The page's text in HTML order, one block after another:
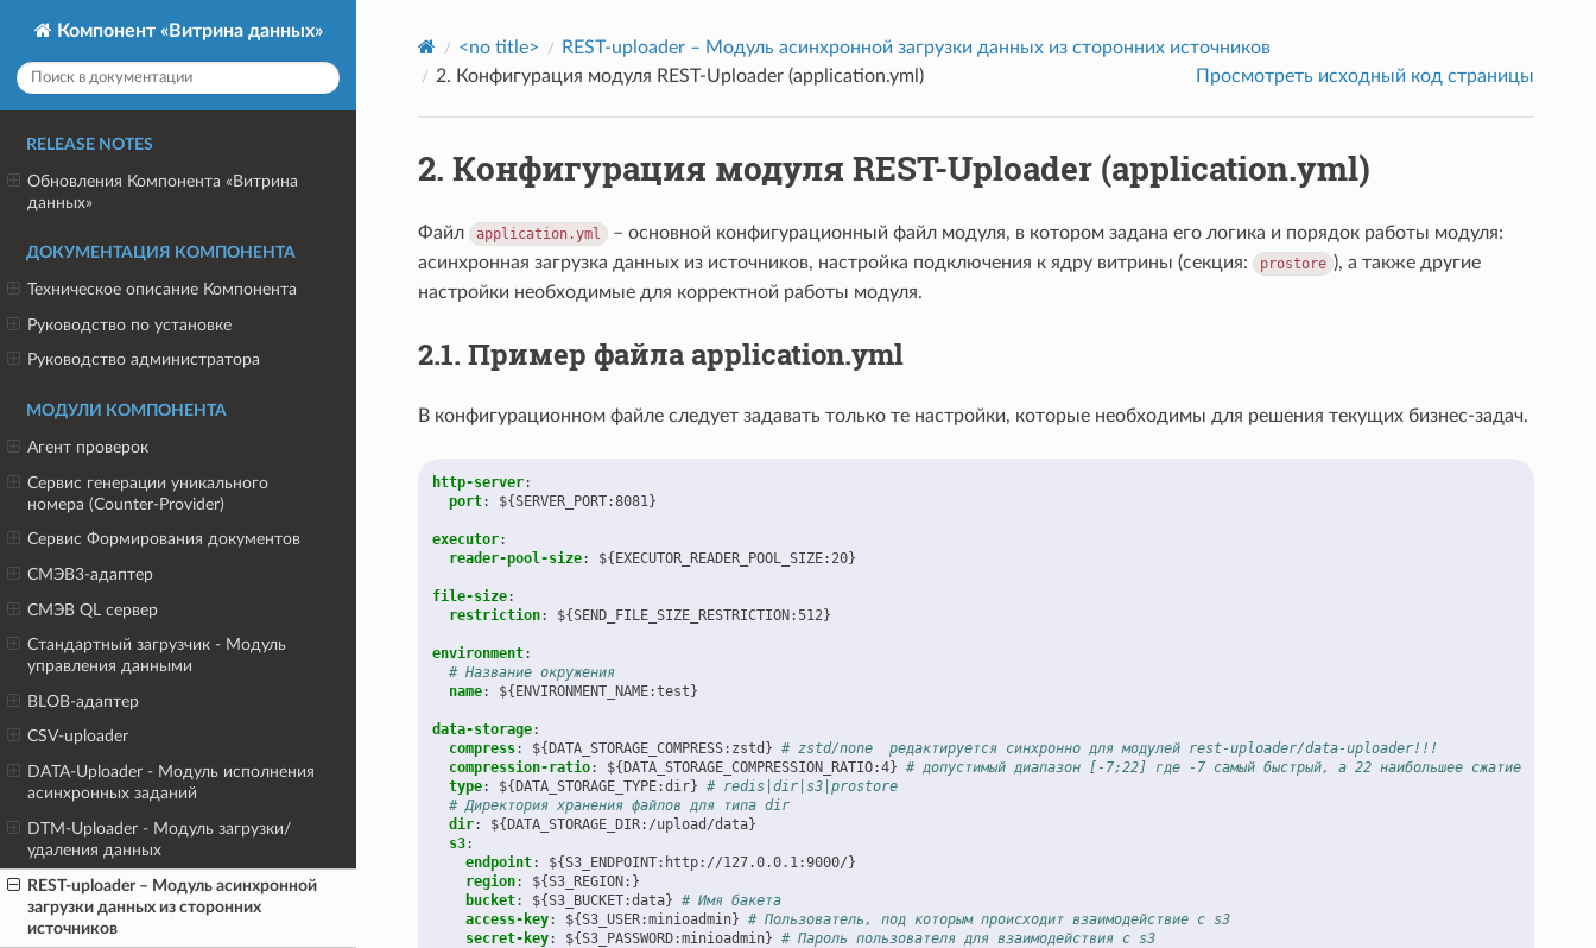
Компонент «Витрина данных»
RELEASE NOTES
Обновления Компонента «Витрина
данных»
ДОКУМЕНТАЦИЯ КОМПОНЕНТА
Техническое описание Компонента
Руководство по установке
Руководство администратора
МОДУЛИ КОМПОНЕНТА
Агент проверок
Сервис генерации уникального
номера (Counter-Provider)
Сервис Формирования документов
СМЭВ3-адаптер
СМЭВ QL сервер
Стандартный загрузчик - Модуль
управления данными
BLOB-адаптер
CSV-uploader
DATA-Uploader - Модуль исполнения
асинхронных заданий
DTM-Uploader - Модуль загрузки/
удаления данных
REST-uploader – Модуль асинхронной
загрузки данных из сторонних
источников
<no title>
REST-uploader – Модуль асинхронной загрузки данных из сторонних источников
2. Конфигурация модуля REST-Uploader (application.yml) Просмотреть исходный код страницы
2. Конфигурация модуля REST-Uploader (application.yml)
Файл application.yml – основной конфигурационный файл модуля, в котором задана его логика и порядок работы модуля:
асинхронная загрузка данных из источников, настройка подключения к ядру витрины (секция:
prostore ), а также другие
настройки необходимые для корректной работы модуля.
2.1. Пример файла application.yml
В конфигурационном файле следует задавать только те настройки, которые необходимы для решения текущих бизнес-задач.
http-server:
port: ${SERVER_PORT:8081}
executor:
reader-pool-size: ${EXECUTOR_READER_POOL_SIZE:20}
file-size:
restriction: ${SEND_FILE_SIZE_RESTRICTION:512}
environment:
# Название окружения
name: ${ENVIRONMENT_NAME:test}
data-storage:
compress: ${DATA_STORAGE_COMPRESS:zstd} # zstd/none  редактируется синхронно для модулей rest-uploader/data-uploader!!!
compression-ratio: ${DATA_STORAGE_COMPRESSION_RATIO:4} # допустимый диапазон [-7;22] где -7 самый быстрый, а 22 наибольшее сжатие
type: ${DATA_STORAGE_TYPE:dir} # redis|dir|s3|prostore
# Директория хранения файлов для типа dir
dir:
${DATA_STORAGE_DIR:/upload/data}
s3:
endpoint:
${S3_ENDPOINT:http://127.0.0.1:9000/}
region:
${S3_REGION:}
bucket: ${S3_BUCKET:data} # Имя бакета
access-key: ${S3_USER:minioadmin} # Пользователь, под которым происходит взаимодействие с s3
secret-key: ${S3_PASSWORD:minioadmin} # Пароль пользователя для взаимодействия с s3